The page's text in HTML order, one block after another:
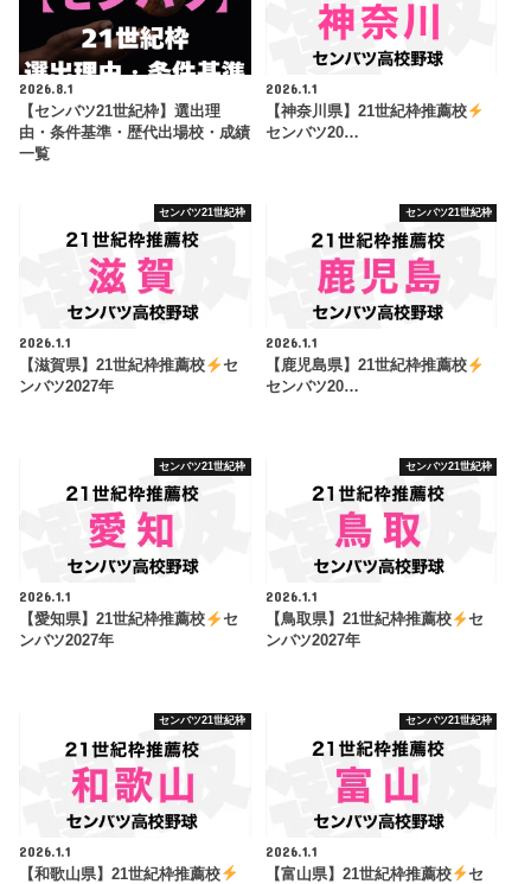
2026.8.1
【センバツ21世紀枠】選出理
由・条件基準・歴代出場校・成績
一覧
2026.1.1
【神奈川県】21世紀枠推薦校
センバツ20…
センバツ21世紀枠
2026.1.1
【滋賀県】21世紀枠推薦校
セ
ンバツ2027年
センバツ21世紀枠
2026.1.1
【鹿児島県】21世紀枠推薦校
センバツ20…
センバツ21世紀枠
2026.1.1
【愛知県】21世紀枠推薦校
セ
ンバツ2027年
センバツ21世紀枠
2026.1.1
【鳥取県】21世紀枠推薦校
セ
ンバツ2027年
センバツ21世紀枠
2026.1.1
【和歌山県】21世紀枠推薦校
センバツ21世紀枠
2026.1.1
【富山県】21世紀枠推薦校
セ